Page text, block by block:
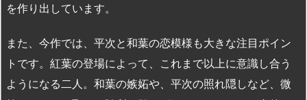
を作り出しています。
また、今作では、平次と和葉の恋模様も大きな注目ポイン
トです。紅葉の登場によって、これまで以上に意識し合う
ようになる二人。和葉の嫉妬や、平次の照れ隠しなど、微